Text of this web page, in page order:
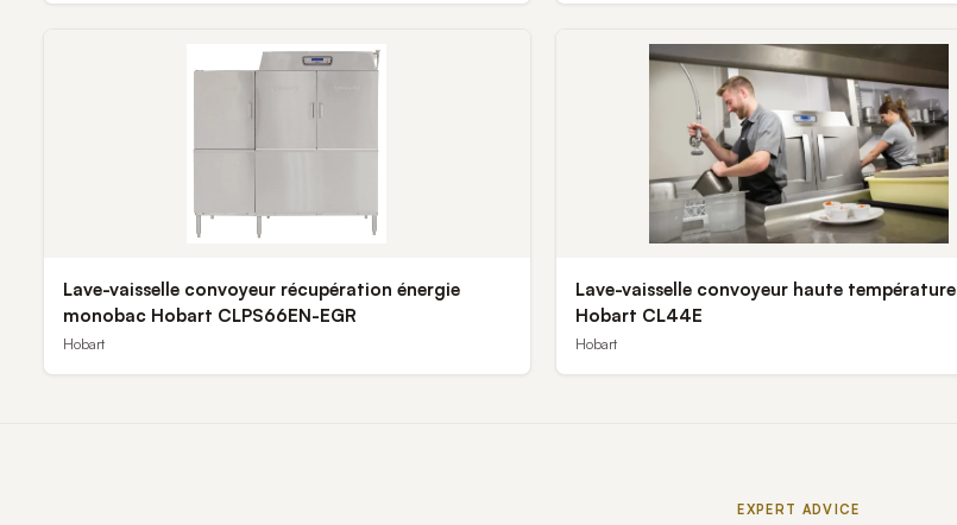
Lave-vaisselle convoyeur récupération énergie
monobac Hobart CLPS66EN-EGR
Hobart
Lave-vaisselle convoyeur haute température
Hobart CL44E
Hobart
EXPERT ADVICE